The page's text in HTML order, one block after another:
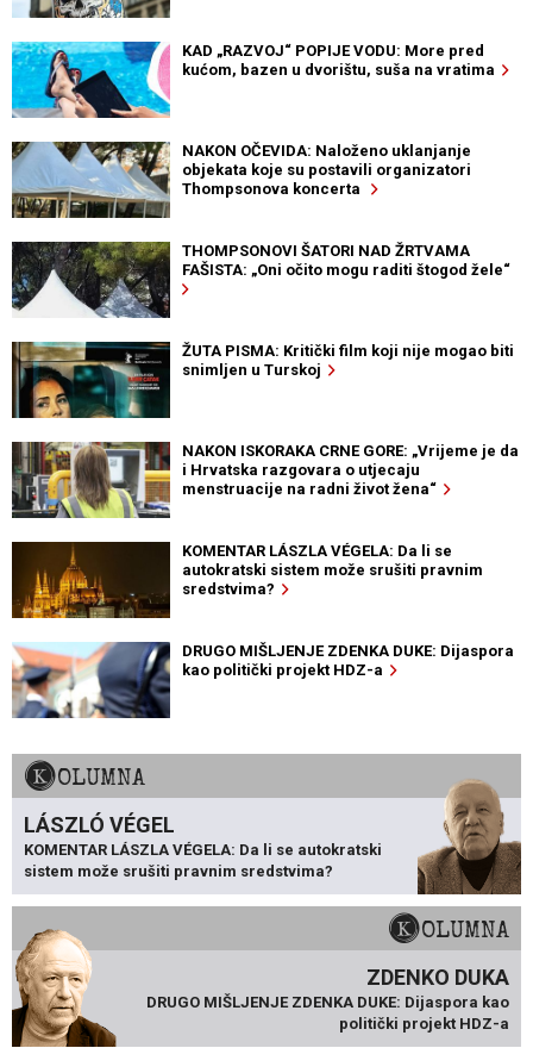
KAD „RAZVOJ“ POPIJE VODU: More pred
kućom, bazen u dvorištu, suša na vratima
NAKON OČEVIDA: Naloženo uklanjanje
objekata koje su postavili organizatori
Thompsonova koncerta
THOMPSONOVI ŠATORI NAD ŽRTVAMA
FAŠISTA: „Oni očito mogu raditi štogod žele“
ŽUTA PISMA: Kritički film koji nije mogao biti
snimljen u Turskoj
NAKON ISKORAKA CRNE GORE: „Vrijeme je da
i Hrvatska razgovara o utjecaju
menstruacije na radni život žena“
KOMENTAR LÁSZLA VÉGELA: Da li se
autokratski sistem može srušiti pravnim
sredstvima?
DRUGO MIŠLJENJE ZDENKA DUKE: Dijaspora
kao politički projekt HDZ-a
KOLUMNA
LÁSZLÓ VÉGEL
KOMENTAR LÁSZLA VÉGELA: Da li se autokratski
sistem može srušiti pravnim sredstvima?
KOLUMNA
ZDENKO DUKA
DRUGO MIŠLJENJE ZDENKA DUKE: Dijaspora kao
politički projekt HDZ-a